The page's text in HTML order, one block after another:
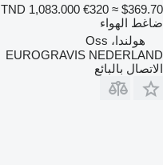
TND 1,083.000 €320 ≈ $369.70
ضاغط الهواء
هولندا، Oss
EUROGRAVIS NEDERLAND
الاتصال بالبائع